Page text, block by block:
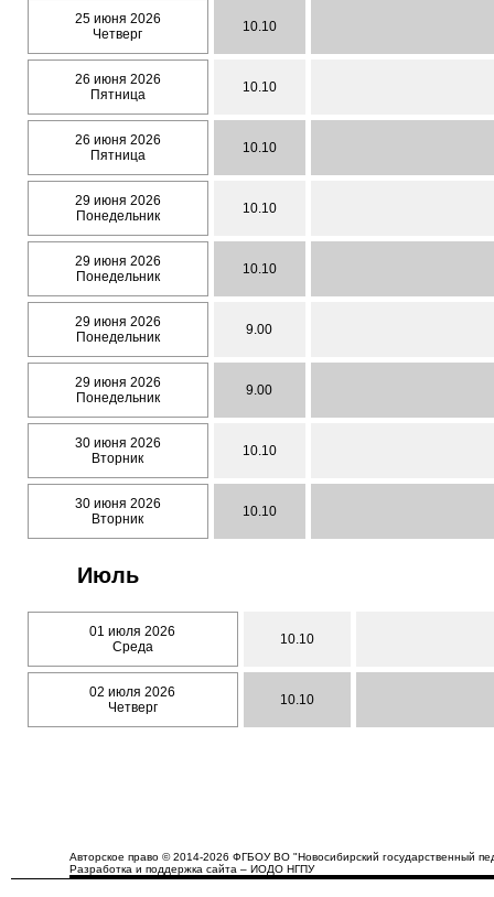
25 июня 2026
Четверг
10.10
26 июня 2026
Пятница
10.10
26 июня 2026
Пятница
10.10
29 июня 2026
Понедельник
10.10
29 июня 2026
Понедельник
10.10
29 июня 2026
Понедельник
9.00
29 июня 2026
Понедельник
9.00
30 июня 2026
Вторник
10.10
30 июня 2026
Вторник
10.10
Июль
01 июля 2026
Среда
10.10
02 июля 2026
Четверг
10.10
Авторское право © 2014-2026 ФГБОУ ВО "Новосибирский государственный
Разработка и поддержка сайта – ИОДО НГПУ